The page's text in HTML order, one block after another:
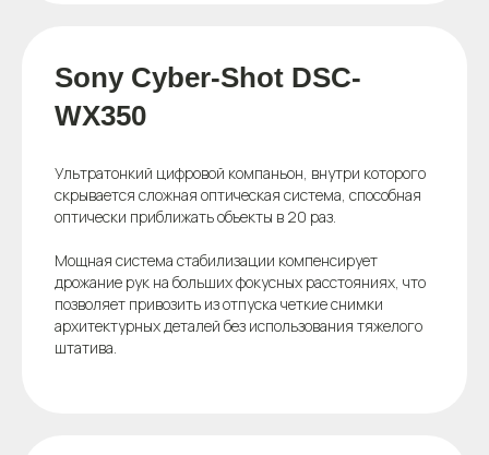
Sony Cyber-Shot DSC-
WX350
Ультратонкий цифровой компаньон, внутри которого
скрывается сложная оптическая система, способная
оптически приближать объекты в 20 раз.
Мощная система стабилизации компенсирует
дрожание рук на больших фокусных расстояниях, что
позволяет привозить из отпуска четкие снимки
архитектурных деталей без использования тяжелого
штатива.